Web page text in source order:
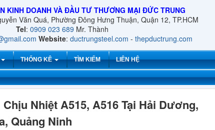
KINH DOANH VÀ ĐẦU TƯ THƯƠNG MẠI ĐỨC TRUNG
Văn Quá, Phường Đông Hưng Thuận, Quận 12, TP.HCM
Tel: 0909 023 689 Mr. Thành
Website: ductrungsteel.com - thepductrung.com
THỐNG KÊ TÌM KIẾM LIÊN HỆ
Chịu Nhiệt A515, A516 Tại Hải Dương,
Quảng Ninh